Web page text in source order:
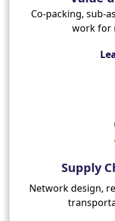
Co-packing, sub-
work for
Supply
Network design,